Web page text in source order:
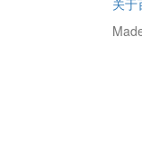
关于